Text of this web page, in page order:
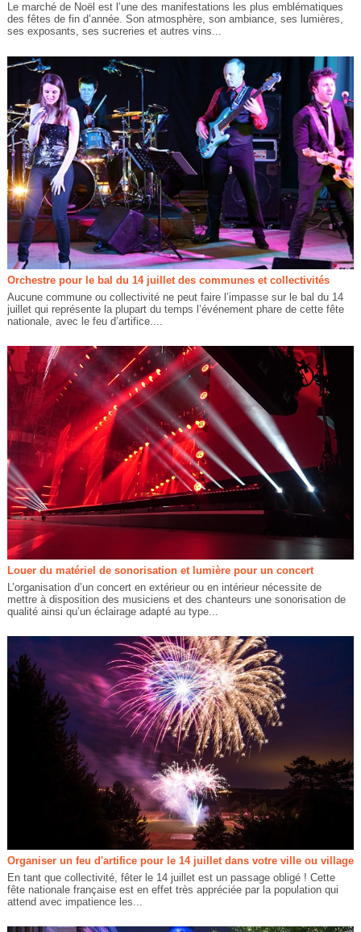
Le marché de Noël est l’une des manifestations les plus emblématiques
des fêtes de fin d’année. Son atmosphère, son ambiance, ses lumières,
ses exposants, ses sucreries et autres vins...
Orchestre pour le bal du 14 juillet des communes et collectivités
Aucune commune ou collectivité ne peut faire l’impasse sur le bal du 14
juillet qui représente la plupart du temps l’événement phare de cette fête
nationale, avec le feu d’artifice....
Louer du matériel de sonorisation et lumière pour un concert
L’organisation d’un concert en extérieur ou en intérieur nécessite de
mettre à disposition des musiciens et des chanteurs une sonorisation de
qualité ainsi qu’un éclairage adapté au type...
Organiser un feu d'artifice pour le 14 juillet dans votre ville ou village
En tant que collectivité, fêter le 14 juillet est un passage obligé ! Cette
fête nationale française est en effet très appréciée par la population qui
attend avec impatience les...